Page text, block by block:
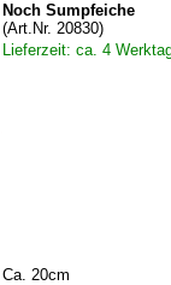
Noch Sumpfeiche
(Art.Nr. 20830)
Lieferzeit: ca. 4
Ca. 20cm